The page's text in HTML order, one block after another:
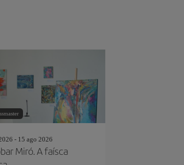
- 15 ago 2026
Miró. A faísca